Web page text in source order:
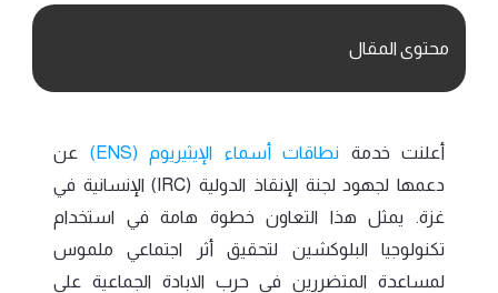
محتوى المقال
أعلنت خدمة نطاقات أسماء الإيثيريوم (ENS)
عن
دعمها لجهود لجنة الإنقاذ الدولية (IRC) الإنسانية في
غزة. يمثل هذا التعاون خطوة هامة في استخدام
تكنولوجيا البلوكشين لتحقيق أثر اجتماعي ملموس
لمساعدة المتضررين في حرب الابادة الجماعية على